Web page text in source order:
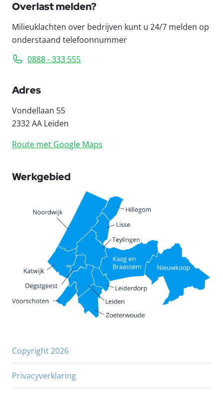
Overlast melden?
Milieuklachten over bedrijven kunt u 24/7 melden op
onderstaand telefoonnummer
0888 - 333 555
Adres
Vondellaan 55
2332 AA Leiden
Route met Google Maps
Werkgebied
Copyright 2026
Privacyverklaring